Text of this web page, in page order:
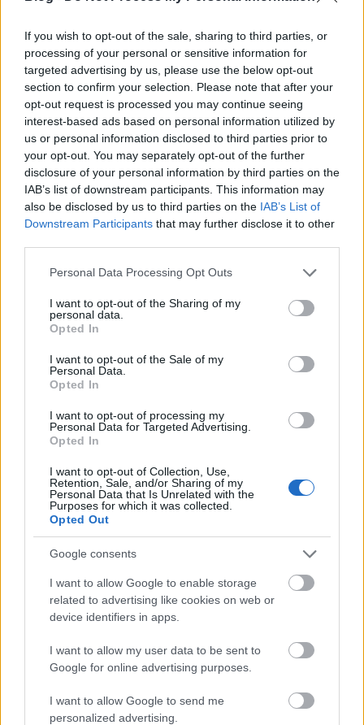
If you wish to opt-out of the sale, sharing to third parties, or
processing of your personal or sensitive information for
targeted advertising by us, please use the below opt-out
section to confirm your selection. Please note that after your
opt-out request is processed you may continue seeing
interest-based ads based on personal information utilized by
us or personal information disclosed to third parties prior to
your opt-out. You may separately opt-out of the further
disclosure of your personal information by third parties on the
IAB’s list of downstream participants. This information may
also be disclosed by us to third parties on the IAB’s List of
Downstream Participants that may further disclose it to other
Please note that this website/app uses one or more Google
not limited to your visit or usage behaviour. You may click to
grant or deny consent to Google and its third-party tags to
use your data for below specified purposes in below Google
consent section.
Personal Data Processing Opt Outs
I want to opt-out of the Sharing of my
personal data.
Opted In
I want to opt-out of the Sale of my
Personal Data.
Opted In
I want to opt-out of processing my
Personal Data for Targeted Advertising.
Opted In
I want to opt-out of Collection, Use,
Retention, Sale, and/or Sharing of my
Personal Data that Is Unrelated with the
Purposes for which it was collected.
Opted Out
Google consents
I want to allow Google to enable storage
related to advertising like cookies on web or
device identifiers in apps.
I want to allow my user data to be sent to
Google for online advertising purposes.
I want to allow Google to send me
personalized advertising.
Lévai-projekt kapcsán pedig a Magyar Villamos
Művek Zrt.-t pereljük. Ez utóbbi ügyben az első
tárgyalás tegnap (április 14-én) zajlott le. A
tárgyalást meglepő módon elhalasztották, arra
hivatkozva, hogy a bíróság várja az alperes (MVM
Zrt.) álláspontjának részletes kifejtését és igazolását
az adatok kiadásának megtagadására vonatkozóan.
Ez miért meglepő? Azért, mert a hatályos
jogszabályok értelmében a bizonyítás az alperest
terheli, és ezt ő is pontosan tudja. Tehát amikor a
bírósági per megindult ellene, akkor egy
ellenkeresetben, de legalább az első tárgyaláson
bizonyítania kellett volna, hogy pontosan miért is
titkosak a szóban forgó információk. Ezt nem tette
felkészületlenül érkezett, így a bizonyítás tovább
húzódik – ki tudja mennyi időre. Láthatólag mindent
megtesznek azért, hogy késleltessék a
döntéshozatalt.
Nem ez az első eset az időhúzásra az ENERGIAKLUB
tapasztalatai alapján: a 2003-mas üzemzavarra
vonatkozó dokumentumokért folyó perek sem
véletlenül húzódtak 5-6 évig, szemben a hasonló
adatnyilvánossági ügyek néhány hónapos
gyakorlatával. Az eredetileg az MVM ellen indított, a
Teller-projekttel kapcsolatos perben pedig az
történt, hogy az alperes – állítása szerint – a
tárgyalásra szóló idézést megkapta, de a
keresetlevelet nem, így az első tárgyaláson úgy jelent
meg, hogy „nem tudja mi a per tárgya”. Annak
ellenére sem, hogy az ENERGIAKLUB a pert
megelőzően többszöri ismételt adatigénylést
intézett hozzá a tárgyban, sőt, üzleti titokra való
hivatkozással elutasító választ is kapott.
Ugyanehhez az esethez kapcsolódik az a – bíróság
által is példa nélkülinek minősített – lépés, amikor
az alperes jogi képviselője a tárgyalás előtt a
bíróságon járt, és nem volt hajlandó átvenni a